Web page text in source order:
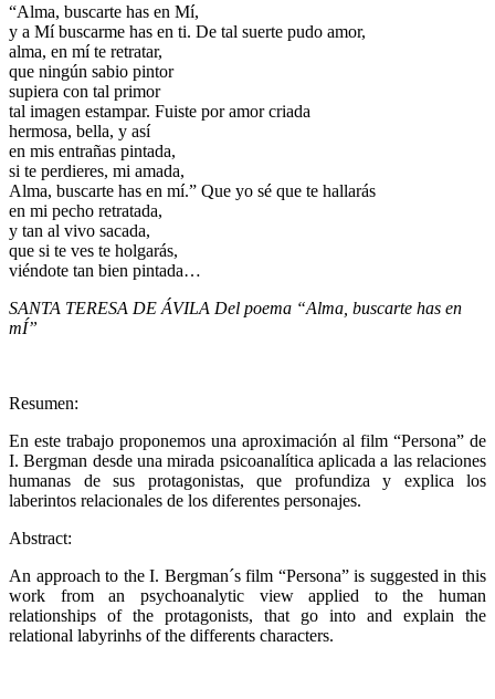
“Alma, buscarte has en Mí,
y a Mí buscarme has en ti. De tal suerte pudo amor,
alma, en mí te retratar,
que ningún sabio pintor
supiera con tal primor
tal imagen estampar. Fuiste por amor criada
hermosa, bella, y así
en mis entrañas pintada,
si te perdieres, mi amada,
Alma, buscarte has en mí.” Que yo sé que te hallarás
en mi pecho retratada,
y tan al vivo sacada,
que si te ves te holgarás,
viéndote tan bien pintada…
SANTA TERESA DE ÁVILA Del poema “Alma, buscarte has en
mÍ”
Resumen:
En este trabajo proponemos una aproximación al film “Persona” de
I. Bergman desde una mirada psicoanalítica aplicada a las relaciones
humanas de sus protagonistas, que profundiza y explica los
laberintos relacionales de los diferentes personajes.
Abstract:
An approach to the I. Bergman´s film “Persona” is suggested in this
work from an psychoanalytic view applied to the human
relationships of the protagonists, that go into and explain the
relational labyrinhs of the differents characters.